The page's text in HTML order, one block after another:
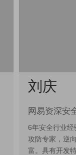
刘庆
网易资深安
6年安全行业
攻防专家，逆
富。具有开发